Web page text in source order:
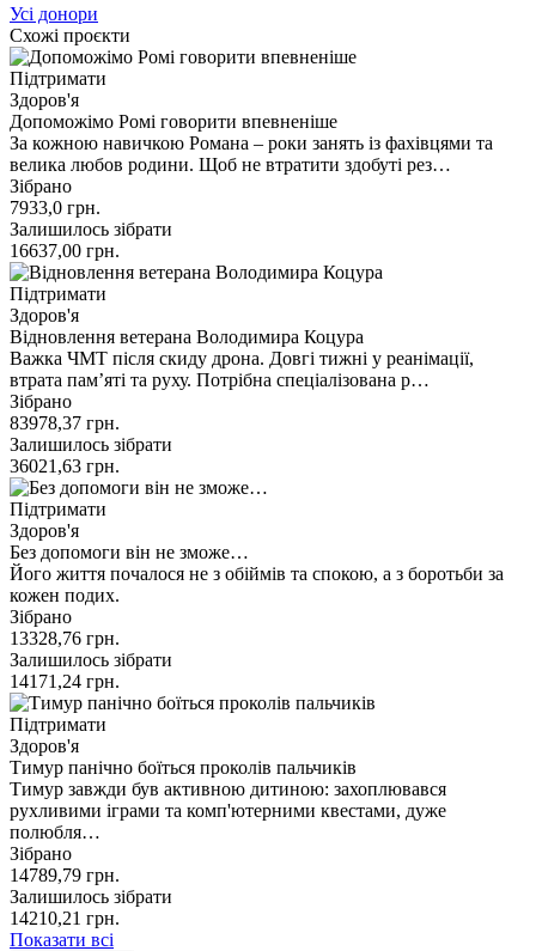
Усі донори
Схожі проєкти
Підтримати
Здоров'я
Допоможімо Ромі говорити впевненіше
За кожною навичкою Романа – роки занять із фахівцями та
велика любов родини. Щоб не втратити здобуті рез…
Зібрано
7933,0 грн.
Залишилось зібрати
16637,00 грн.
Підтримати
Здоров'я
Відновлення ветерана Володимира Коцура
Важка ЧМТ після скиду дрона. Довгі тижні у реанімації,
втрата пам’яті та руху. Потрібна спеціалізована р…
Зібрано
83978,37 грн.
Залишилось зібрати
36021,63 грн.
Підтримати
Здоров'я
Без допомоги він не зможе…
Його життя почалося не з обіймів та спокою, а з боротьби за
кожен подих.
Зібрано
13328,76 грн.
Залишилось зібрати
14171,24 грн.
Підтримати
Здоров'я
Тимур панічно боїться проколів пальчиків
Тимур завжди був активною дитиною: захоплювався
рухливими іграми та комп'ютерними квестами, дуже
полюбля…
Зібрано
14789,79 грн.
Залишилось зібрати
14210,21 грн.
Показати всі